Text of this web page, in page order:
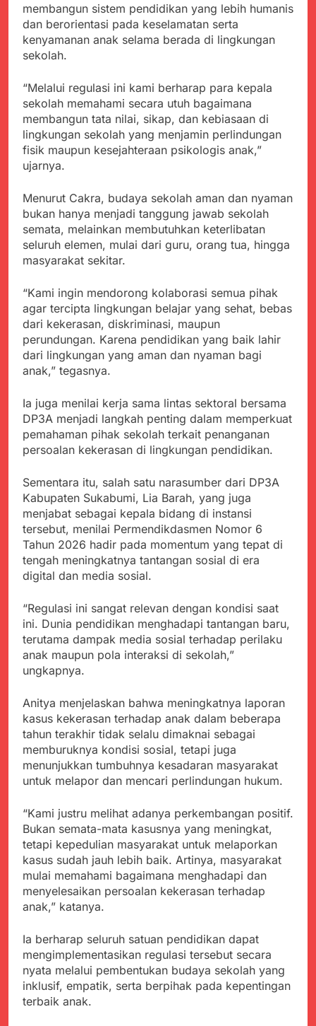
Pemkot Sukabumi
Perkuat Penataan
Pedagang dan
Pengelolaan Sampah
Ribuan Warga Padati
Peringatan Hari ASI
Sedunia di Cibadak,
Peradaban dan Upaya
Cegah Stunting
Agustus 6, 2026
Koordinasikan dan
Berangkatkan Empat
Korban Kebakaran KMP
Mutiara Sentosa 2 ke
Posko Pusat Tg. Perak
Surabaya
Agustus 5, 2026
SMA Negeri Nyalindung
Sukabumi Diduga
Lakukan Pungutan
melalui Komite Sekolah,
Edaran Disdik Jabar
Agustus 4, 2026
Ketua Umum FSP
Nasional TKBM: “Belum
Ada Keputusan Resmi”
Menjelajahi Potensi
Alam dan Kehangatan
Gotong Royong di
Desa Sukakersa
Agustus 3, 2026
membangun sistem pendidikan yang lebih humanis
dan berorientasi pada keselamatan serta
kenyamanan anak selama berada di lingkungan
sekolah.
“Melalui regulasi ini kami berharap para kepala
sekolah memahami secara utuh bagaimana
membangun tata nilai, sikap, dan kebiasaan di
lingkungan sekolah yang menjamin perlindungan
fisik maupun kesejahteraan psikologis anak,”
ujarnya.
Menurut Cakra, budaya sekolah aman dan nyaman
bukan hanya menjadi tanggung jawab sekolah
semata, melainkan membutuhkan keterlibatan
seluruh elemen, mulai dari guru, orang tua, hingga
masyarakat sekitar.
“Kami ingin mendorong kolaborasi semua pihak
agar tercipta lingkungan belajar yang sehat, bebas
dari kekerasan, diskriminasi, maupun
perundungan. Karena pendidikan yang baik lahir
dari lingkungan yang aman dan nyaman bagi
anak,” tegasnya.
Ia juga menilai kerja sama lintas sektoral bersama
DP3A menjadi langkah penting dalam memperkuat
pemahaman pihak sekolah terkait penanganan
persoalan kekerasan di lingkungan pendidikan.
Sementara itu, salah satu narasumber dari DP3A
Kabupaten Sukabumi, Lia Barah, yang juga
menjabat sebagai kepala bidang di instansi
tersebut, menilai Permendikdasmen Nomor 6
Tahun 2026 hadir pada momentum yang tepat di
tengah meningkatnya tantangan sosial di era
digital dan media sosial.
“Regulasi ini sangat relevan dengan kondisi saat
ini. Dunia pendidikan menghadapi tantangan baru,
terutama dampak media sosial terhadap perilaku
anak maupun pola interaksi di sekolah,”
ungkapnya.
Anitya menjelaskan bahwa meningkatnya laporan
kasus kekerasan terhadap anak dalam beberapa
tahun terakhir tidak selalu dimaknai sebagai
memburuknya kondisi sosial, tetapi juga
menunjukkan tumbuhnya kesadaran masyarakat
untuk melapor dan mencari perlindungan hukum.
“Kami justru melihat adanya perkembangan positif.
Bukan semata-mata kasusnya yang meningkat,
tetapi kepedulian masyarakat untuk melaporkan
kasus sudah jauh lebih baik. Artinya, masyarakat
mulai memahami bagaimana menghadapi dan
menyelesaikan persoalan kekerasan terhadap
anak,” katanya.
Ia berharap seluruh satuan pendidikan dapat
mengimplementasikan regulasi tersebut secara
nyata melalui pembentukan budaya sekolah yang
inklusif, empatik, serta berpihak pada kepentingan
terbaik anak.